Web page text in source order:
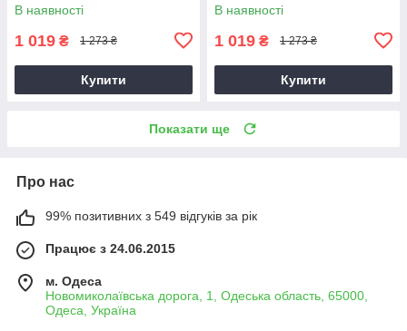
В наявності
1 019 ₴ 1 273 ₴
Купити
В наявності
1 019 ₴ 1 273 ₴
Купити
Показати ще
Про нас
99% позитивних з 549 відгуків за рік
Працює з 24.06.2015
м. Одеса
Новомиколаївська дорога, 1, Одеська область, 65000,
Одеса, Україна